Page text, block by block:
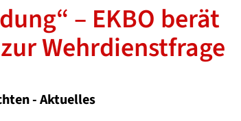
– EKBO berät
Wehrdienstfrage
- Aktuelles